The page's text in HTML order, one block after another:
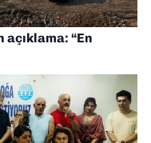
açıklama: “En